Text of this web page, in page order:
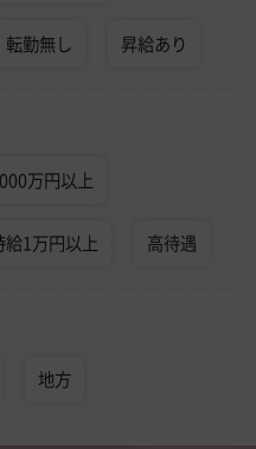
転勤無し 昇給あり
万円以上
給1万円以上 高待遇
地方